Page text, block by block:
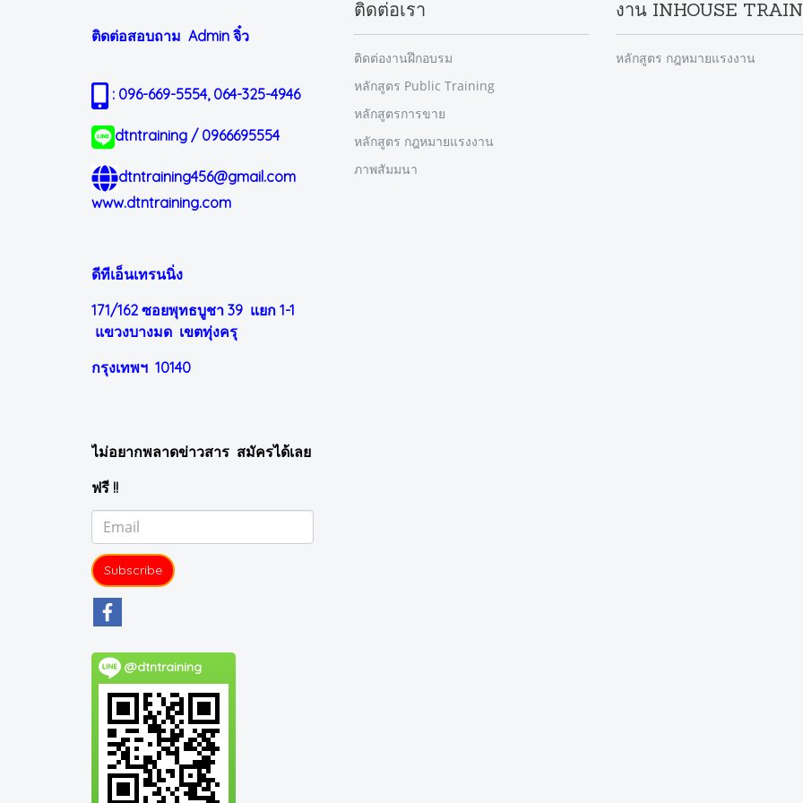
ติดต่อสอบถาม Admin จิ๋ว
: 096-669-5554, 064-325-4946
dtntraining / 0966695554
dtntraining456@gmail.com
www.dtntraining.com
ดีทีเอ็นเทรนนิ่ง
171/162 ซอยพุทธบูชา 39 แยก 1-1
แขวงบางมด เขตทุ่งครุ
กรุงเทพฯ 10140
ไม่อยากพลาดข่าวสาร สมัครได้เลย
ฟรี !!
Subscribe
@dtntraining
ติดต่อเรา
ติดต่องานฝึกอบรม
หลักสูตร Public Training
หลักสูตรการขาย
หลักสูตร กฎหมายแรงงาน
ภาพสัมมนา
งาน INHOUSE
หลักสูตร กฎหมายแรงงาน